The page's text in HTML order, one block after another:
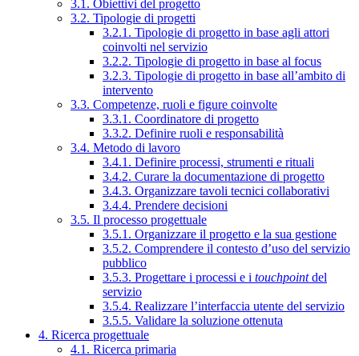
3.1. Obiettivi del progetto
3.2. Tipologie di progetti
3.2.1. Tipologie di progetto in base agli attori
coinvolti nel servizio
3.2.2. Tipologie di progetto in base al focus
3.2.3. Tipologie di progetto in base all’ambito di
intervento
3.3. Competenze, ruoli e figure coinvolte
3.3.1. Coordinatore di progetto
3.3.2. Definire ruoli e responsabilità
3.4. Metodo di lavoro
3.4.1. Definire processi, strumenti e rituali
3.4.2. Curare la documentazione di progetto
3.4.3. Organizzare tavoli tecnici collaborativi
3.4.4. Prendere decisioni
3.5. Il processo progettuale
3.5.1. Organizzare il progetto e la sua gestione
3.5.2. Comprendere il contesto d’uso del servizio
pubblico
3.5.3. Progettare i processi e i touchpointdel
servizio
3.5.4. Realizzare l’interfaccia utente del servizio
3.5.5. Validare la soluzione ottenuta
4. Ricerca progettuale
4.1. Ricerca primaria